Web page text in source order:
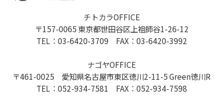
チトカラOFFICE
〒157-0065 東京都世田谷区上祖師谷1-26-12
TEL：03-6420-3709 FAX：03-6420-3992
ナゴヤOFFICE
〒461-0025 愛知県名古屋市東区徳川2-11-5 Green徳川R
TEL：052-934-7581 FAX：052-934-7598